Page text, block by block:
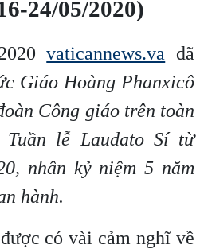
24/05/2020)
vaticannews.va đã
Giáo Hoàng Phanxicô
Công giáo trên toàn
lễ Laudato Sí từ
nhân kỷ niệm 5 năm
hành.
có vài cảm nghĩ về